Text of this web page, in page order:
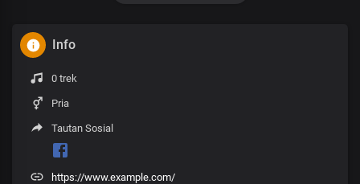
Info
0 trek
Pria
Tautan Sosial
https://www.example.com/